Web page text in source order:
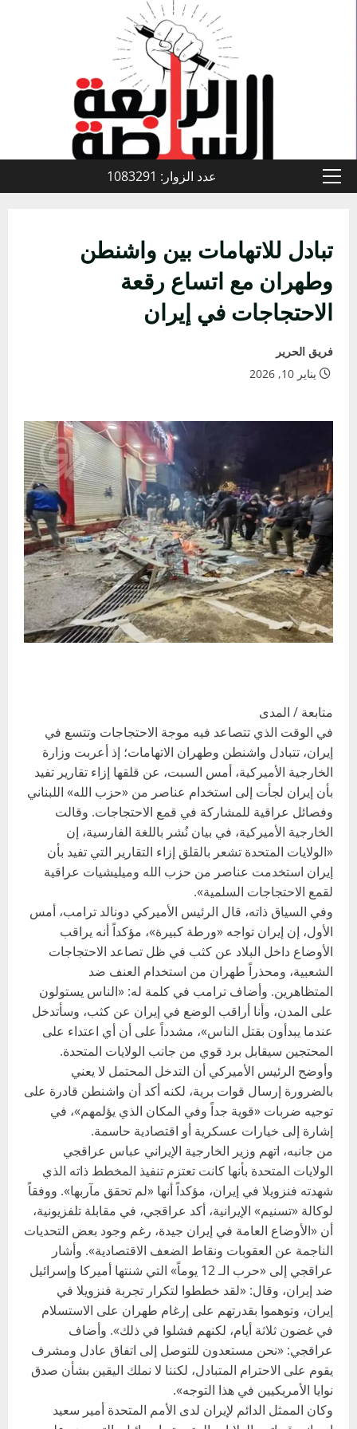
القائمة
عدد الزوار: 1083291
تبادل للاتهامات بين واشنطن
وطهران مع اتساع رقعة
الاحتجاجات في إيران
فريق الحرير
يناير 10, 2026
متابعة / المدى
في الوقت الذي تتصاعد فيه موجة الاحتجاجات وتتسع في
إيران، تتبادل واشنطن وطهران الاتهامات؛ إذ أعربت وزارة
الخارجية الأميركية، أمس السبت، عن قلقها إزاء تقارير تفيد
بأن إيران لجأت إلى استخدام عناصر من «حزب الله» اللبناني
وفصائل عراقية للمشاركة في قمع الاحتجاجات. وقالت
الخارجية الأميركية، في بيان نُشر باللغة الفارسية، إن
«الولايات المتحدة تشعر بالقلق إزاء التقارير التي تفيد بأن
إيران استخدمت عناصر من حزب الله وميليشيات عراقية
لقمع الاحتجاجات السلمية».
وفي السياق ذاته، قال الرئيس الأميركي دونالد ترامب، أمس
الأول، إن إيران تواجه «ورطة كبيرة»، مؤكداً أنه يراقب
الأوضاع داخل البلاد عن كثب في ظل تصاعد الاحتجاجات
الشعبية، ومحذراً طهران من استخدام العنف ضد
المتظاهرين. وأضاف ترامب في كلمة له: «الناس يستولون
على المدن، وأنا أراقب الوضع في إيران عن كثب، وسأتدخل
عندما يبدأون بقتل الناس»، مشدداً على أن أي اعتداء على
المحتجين سيقابل برد قوي من جانب الولايات المتحدة.
وأوضح الرئيس الأميركي أن التدخل المحتمل لا يعني
بالضرورة إرسال قوات برية، لكنه أكد أن واشنطن قادرة على
توجيه ضربات «قوية جداً وفي المكان الذي يؤلمهم»، في
إشارة إلى خيارات عسكرية أو اقتصادية حاسمة.
من جانبه، اتهم وزير الخارجية الإيراني عباس عراقجي
الولايات المتحدة بأنها كانت تعتزم تنفيذ المخطط ذاته الذي
شهدته فنزويلا في إيران، مؤكداً أنها «لم تحقق مآربها». ووفقاً
لوكالة «تسنيم» الإيرانية، أكد عراقجي، في مقابلة تلفزيونية،
أن «الأوضاع العامة في إيران جيدة، رغم وجود بعض التحديات
الناجمة عن العقوبات ونقاط الضعف الاقتصادية». وأشار
عراقجي إلى «حرب الـ 12 يوماً» التي شنتها أميركا وإسرائيل
ضد إيران، وقال: «لقد خططوا لتكرار تجربة فنزويلا في
إيران، وتوهموا بقدرتهم على إرغام طهران على الاستسلام
في غضون ثلاثة أيام، لكنهم فشلوا في ذلك». وأضاف
عراقجي: «نحن مستعدون للتوصل إلى اتفاق عادل ومشرف
يقوم على الاحترام المتبادل، لكننا لا نملك اليقين بشأن صدق
نوايا الأمريكيين في هذا التوجه».
وكان الممثل الدائم لإيران لدى الأمم المتحدة أمير سعيد